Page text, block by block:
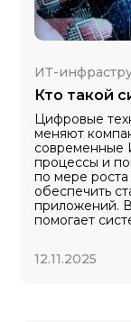
ИТ-
Кто такой
Цифровые
меняют
современные
процессы и
по мере
обеспечить
приложений.
помогает
12.11.2025